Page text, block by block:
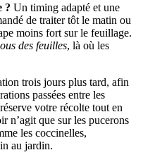
? Un timing adapté et une
de traiter tôt le matin ou
moins fort sur le feuillage.
des feuilles, là où les
trois jours plus tard, afin
passées entre les
votre récolte tout en
n’agit que sur les pucerons
les coccinelles,
au jardin.